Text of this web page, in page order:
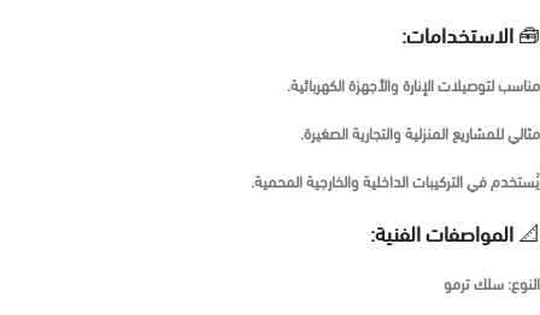
🧰الاستخدامات:
مناسب لتوصيلات الإنارة والأجهزة الكهربائية.
مثالي للمشاريع المنزلية والتجارية الصغيرة.
يُستخدم في التركيبات الداخلية والخارجية المحمية.
📐المواصفات الفنية:
النوع: سلك ترمو